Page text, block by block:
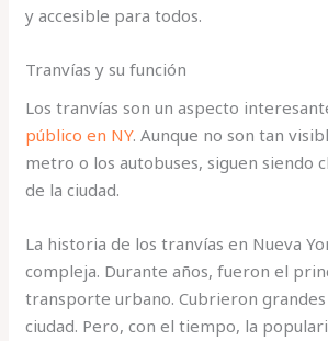
y accesible para todos.
Tranvías y su función
Los tranvías son un aspecto
público en NY. Aunque no son tan
metro o los autobuses, siguen siendo
de la ciudad.
La historia de los tranvías en Nueva
compleja. Durante años, fueron el
transporte urbano. Cubrieron grandes
ciudad. Pero, con el tiempo, la